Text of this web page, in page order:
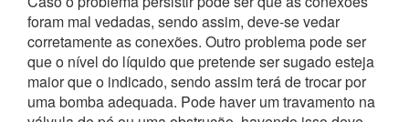
foram mal vedadas, sendo assim, deve-se vedar
corretamente as conexões. Outro problema pode ser
que o nível do líquido que pretende ser sugado esteja
maior que o indicado, sendo assim terá de trocar por
uma bomba adequada. Pode haver um travamento na